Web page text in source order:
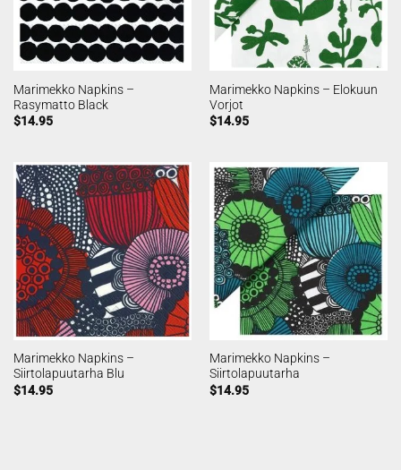
Marimekko Napkins –
Rasymatto Black
$14.95
Marimekko Napkins – Elokuun
Vorjot
$14.95
Marimekko Napkins –
Siirtolapuutarha Blu
$14.95
Marimekko Napkins –
Siirtolapuutarha
$14.95